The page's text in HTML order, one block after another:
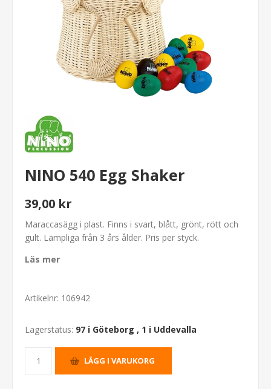
NINO 540 Egg Shaker
39,00 kr
Maraccasägg i plast. Finns i svart, blått, grönt, rött och
gult. Lämpliga från 3 års ålder. Pris per styck.
Läs mer
Artikelnr: 106942
Lagerstatus: 97 i Göteborg , 1 i Uddevalla